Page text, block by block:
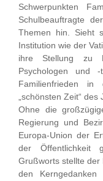
Schwerpunkten
Schulbeauftragte
Themen hin. Sieht
Institution wie der
ihre Stellung zu
Psychologen und
Familienfrieden
„schönsten Zeit“ des
Ohne die
Regierung und
Europa-Union der
der Öffentlichkeit
Grußworts stellte der
den